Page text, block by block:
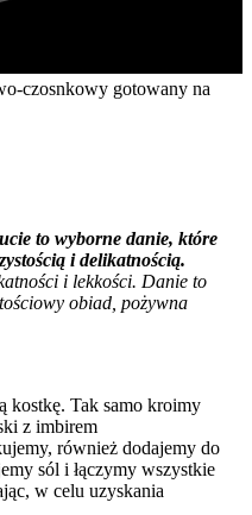
to wyborne danie, które
i delikatnością.
i lekkości. Danie to
obiad, pożywna
kostkę. Tak samo kroimy
z imbirem
również dodajemy do
sól i łączymy wszystkie
w celu uzyskania